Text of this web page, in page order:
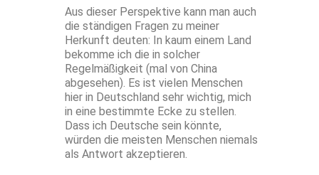
Aus dieser Perspektive kann man auch
die ständigen Fragen zu meiner
Herkunft deuten: In kaum einem Land
bekomme ich die in solcher
Regelmäßigkeit (mal von China
abgesehen). Es ist vielen Menschen
hier in Deutschland sehr wichtig, mich
in eine bestimmte Ecke zu stellen.
Dass ich Deutsche sein könnte,
würden die meisten Menschen niemals
als Antwort akzeptieren.